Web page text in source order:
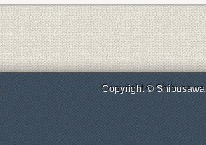
p456
p644
p820
Copyright ©